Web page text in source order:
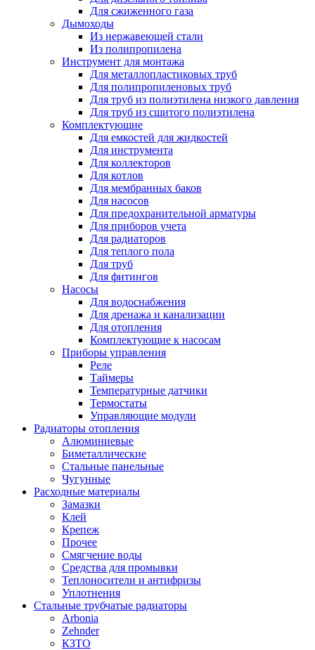
Для сжиженного газа
Дымоходы
Из нержавеющей стали
Из полипропилена
Инструмент для монтажа
Для металлопластиковых труб
Для полипропиленовых труб
Для труб из полиэтилена низкого давления
Для труб из сшитого полиэтилена
Комплектующие
Для емкостей для жидкостей
Для инструмента
Для коллекторов
Для котлов
Для мембранных баков
Для насосов
Для предохранительной арматуры
Для приборов учета
Для радиаторов
Для теплого пола
Для труб
Для фитингов
Насосы
Для водоснабжения
Для дренажа и канализации
Для отопления
Комплектующие к насосам
Приборы управления
Реле
Таймеры
Температурные датчики
Термостаты
Управляющие модули
Радиаторы отопления
Алюминиевые
Биметаллические
Стальные панельные
Чугунные
Расходные материалы
Замазки
Клей
Крепеж
Прочее
Смягчение воды
Средства для промывки
Теплоносители и антифризы
Уплотнения
Стальные трубчатые радиаторы
Arbonia
Zehnder
КЗТО